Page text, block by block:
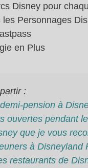
Disney pour
Personnages
en Plus
:
pension à
ouvertes pendant
que je vous
à Disneyland
restaurants de